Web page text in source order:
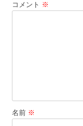
ン
コメント ※
名前 ※